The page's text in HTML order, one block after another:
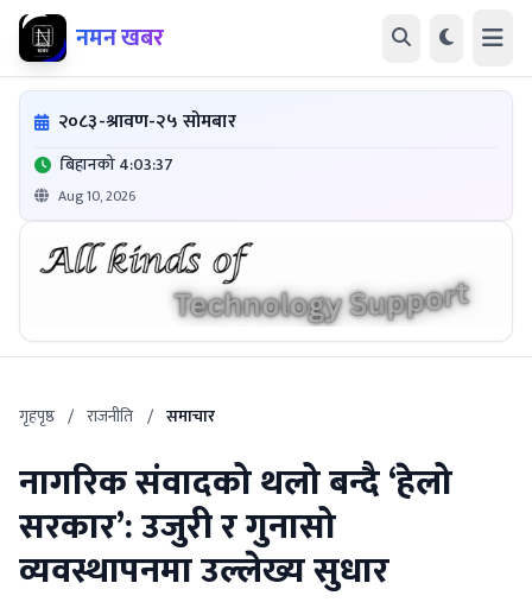
नमन खबर
२०८३-श्रावण-२५ सोमबार
बिहानको 4:03:38
Aug 10, 2026
गृहपृष्ठ / राजनीति / समाचार
नागरिक संवादको थलो बन्दै ‘हेलो
सरकार’: उजुरी र गुनासो
व्यवस्थापनमा उल्लेख्य सुधार